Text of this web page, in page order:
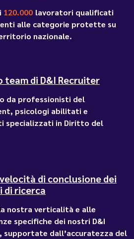
120.000 lavoratori qualificati
alle categorie protette su
nazionale.
team di D&I Recruiter
da professionisti del
psicologi abilitati e
specializzati in Diritto del
di conclusione dei
ricerca
nostra verticalità e alle
specifiche dei nostri D&I
supportate dall’accuratezza del